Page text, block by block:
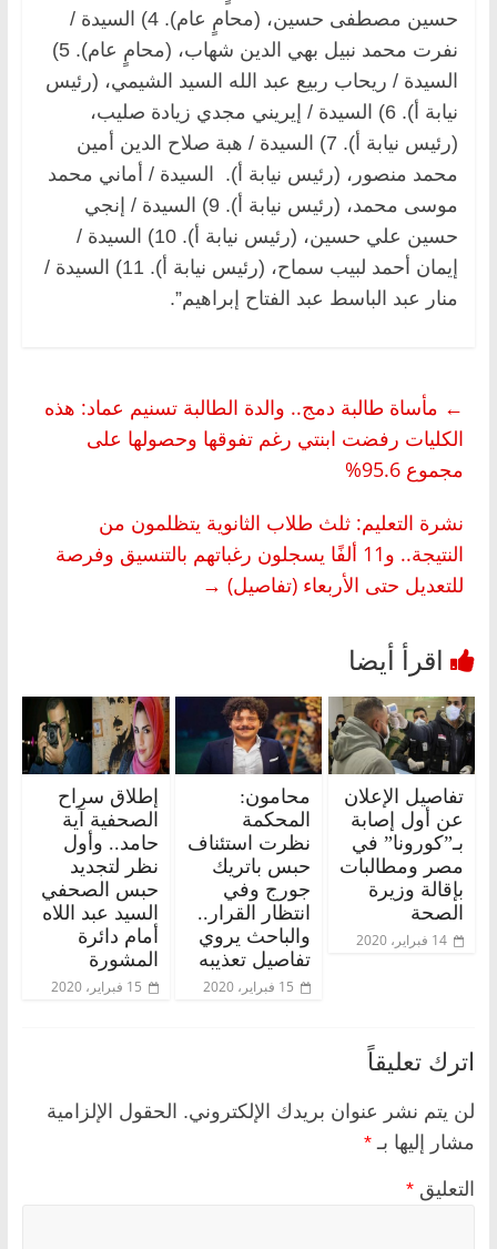
حسين مصطفى حسين، (محامٍ عام). 4) السيدة /
نفرت محمد نبيل بهي الدين شهاب، (محامٍ عام). 5)
السيدة / ريحاب ربيع عبد الله السيد الشيمي، (رئيس
نيابة أ). 6) السيدة / إيريني مجدي زيادة صليب،
(رئيس نيابة أ). 7) السيدة / هبة صلاح الدين أمين
محمد منصور، (رئيس نيابة أ). السيدة / أماني محمد
موسى محمد، (رئيس نيابة أ). 9) السيدة / إنجي
حسين علي حسين، (رئيس نيابة أ). 10) السيدة /
إيمان أحمد لبيب سماح، (رئيس نيابة أ). 11) السيدة /
منار عبد الباسط عبد الفتاح إبراهيم”.
← مأساة طالبة دمج.. والدة الطالبة تسنيم عماد: هذه
الكليات رفضت ابنتي رغم تفوقها وحصولها على
مجموع 95.6%
نشرة التعليم: ثلث طلاب الثانوية يتظلمون من
النتيجة.. و11 ألفًا يسجلون رغباتهم بالتنسيق وفرصة
للتعديل حتى الأربعاء (تفاصيل) →
تفاصيل الإعلان
عن أول إصابة
بـ”كورونا” في
مصر ومطالبات
بإقالة وزيرة
الصحة
14 فبراير، 2020
محامون:
المحكمة
نظرت استئناف
حبس باتريك
جورج وفي
انتظار القرار..
والباحث يروي
تفاصيل تعذيبه
15 فبراير، 2020
إطلاق سراح
الصحفية آية
حامد.. وأول
نظر لتجديد
حبس الصحفي
السيد عبد اللاه
أمام دائرة
المشورة
15 فبراير، 2020
اترك تعليقاً
لن يتم نشر عنوان بريدك الإلكتروني. الحقول الإلزامية
مشار إليها بـ *
التعليق *